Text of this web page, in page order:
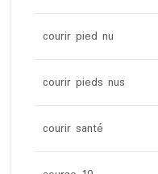
courir pied nu
courir pieds nus
courir santé